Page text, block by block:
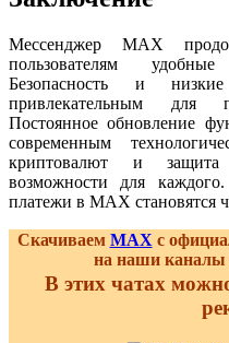
Мессенджер MAX
пользователям
Безопасность и
привлекательным для
Постоянное обновление
современным
криптовалют и
возможности для
платежи в MAX становятся
Скачиваем MAX с
на наши каналы
В этих чатах